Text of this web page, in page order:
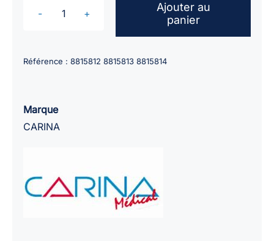
quantité
PARAVENTS
Ajouter au
panier
Référence : 8815812 8815813 8815814
Marque
CARINA